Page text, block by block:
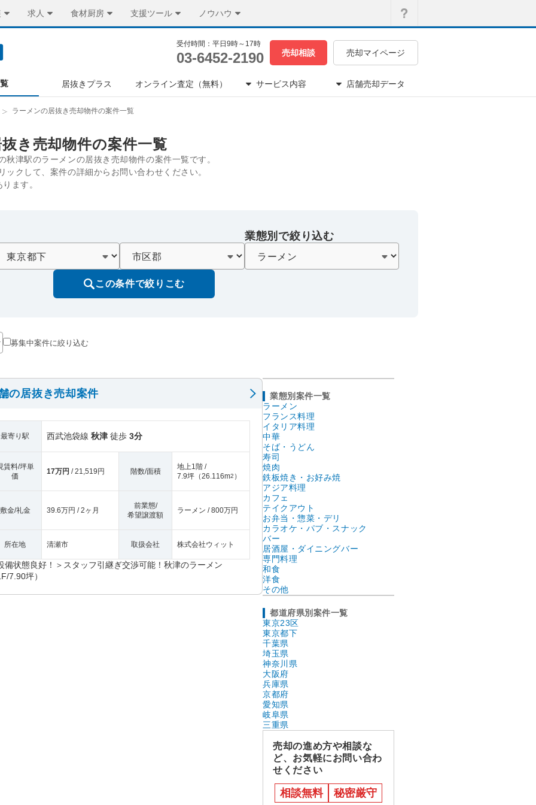
求人 食材厨房 支援ツール ノウハウ
受付時間：平日9時～17時
03-6452-2190 売却相談 売却マイページ
居抜きプラス オンライン査定（無料） サービス内容 店舗売却データ
ラーメンの居抜き売却物件の案件一覧
き売却物件の案件一覧
津駅のラーメンの居抜き売却物件の案件一覧です。
クして、案件の詳細からお問い合わせください。
ます。
業態別で絞り込む
この条件で絞りこむ
募集中案件に絞り込む
の居抜き売却案件
最寄り駅 西武池袋線 秋津 徒歩 3分
賃料/坪単
価
17万円 / 21,519円 階数/面積
地上1階 /
7.9坪 （26.116m2 ）
敷金/礼金 39.6万円 / 2ヶ月
前業態/
希望譲渡額
ラーメン / 800万円
所在地 清瀬市 取扱会社 株式会社ウィット
備状態良好！＞スタッフ引継ぎ交渉可能！秋津のラーメン
7.90坪）
業態別案件一覧
ラーメン
フランス料理
イタリア料理
中華
そば・うどん
寿司
焼肉
鉄板焼き・お好み焼
アジア料理
カフェ
テイクアウト
お弁当・惣菜・デリ
カラオケ・パブ・スナック
バー
居酒屋・ダイニングバー
専門料理
和食
洋食
その他
都道府県別案件一覧
東京23区
東京都下
千葉県
埼玉県
神奈川県
大阪府
兵庫県
京都府
愛知県
岐阜県
三重県
売却の進め方や相談な
ど、お気軽にお問い合わ
せください
相談無料 秘密厳守